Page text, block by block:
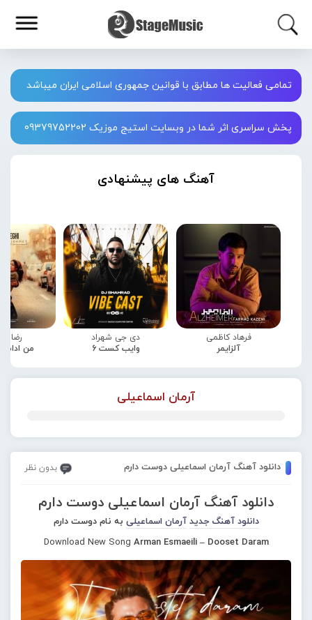
تمامی فعالیت ها مطابق با قوانین جمهوری اسلامی ایران میباشد
پخش سراسری اثر شما در وبسایت استیج موزیک 09379752202
آهنگ های پیشنهادی
فرهاد کاظمی
آلزایمر
دی جی شهراد
وایب کست 6
رضا
من
آرمان اسماعیلی
دانلود آهنگ آرمان اسماعیلی دوست دارم بدون نظر
دانلود آهنگ آرمان اسماعیلی دوست دارم
دانلود آهنگ جدید آرمان اسماعیلی به نام دوست دارم
Download New Song Arman Esmaeili – Dooset Daram